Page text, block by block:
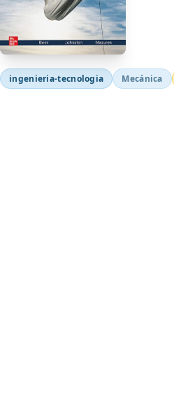
ingenieria-tecnologia Mecánica